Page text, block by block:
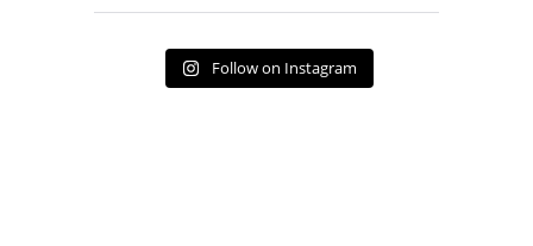
Follow on Instagram